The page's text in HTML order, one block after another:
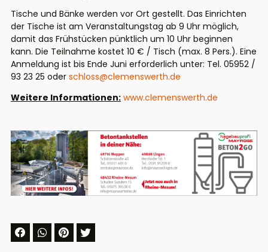
Tische und Bänke werden vor Ort gestellt. Das Einrichten
der Tische ist am Veranstaltungstag ab 9 Uhr möglich,
damit das Frühstücken pünktlich um 10 Uhr beginnen
kann. Die Teilnahme kostet 10 € / Tisch (max. 8 Pers.). Eine
Anmeldung ist bis Ende Juni erforderlich unter: Tel. 05952 /
93 23 25 oder schloss@clemenswerth.de
Weitere Informationen: www.clemenswerth.de